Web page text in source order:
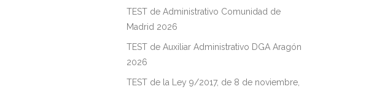
TEST de Administrativo Comunidad de
Madrid 2026
TEST de Auxiliar Administrativo DGA Aragón
2026
TEST de la Ley 9/2017, de 8 de noviembre,